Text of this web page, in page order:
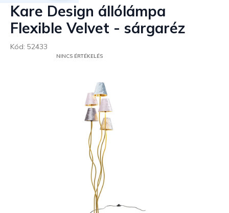
Kare Design állólámpa
Flexible Velvet - sárgaréz
Kód: 52433
NINCS ÉRTÉKELÉS